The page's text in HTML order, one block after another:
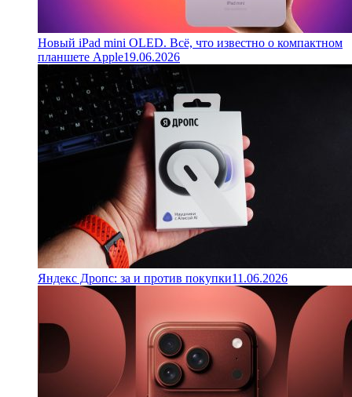
Новый iPad mini OLED. Всё, что известно о компактном
планшете Apple19.06.2026
Яндекс Дропс: за и против покупки11.06.2026